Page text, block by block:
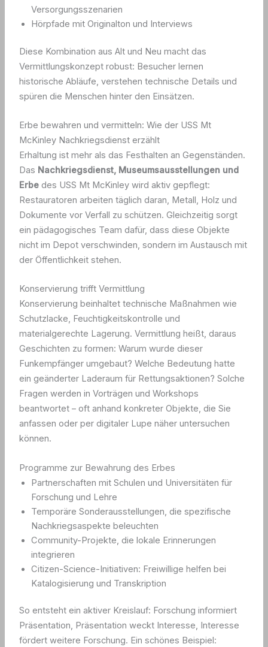
Versorgungsszenarien
Hörpfade mit Originalton und Interviews
Diese Kombination aus Alt und Neu macht das
Vermittlungskonzept robust: Besucher lernen
historische Abläufe, verstehen technische Details und
spüren die Menschen hinter den Einsätzen.
Erbe bewahren und vermitteln: Wie der USS Mt
McKinley Nachkriegsdienst erzählt
Erhaltung ist mehr als das Festhalten an Gegenständen.
Das Nachkriegsdienst, Museumsausstellungen und
Erbedes USS Mt McKinley wird aktiv gepflegt:
Restauratoren arbeiten täglich daran, Metall, Holz und
Dokumente vor Verfall zu schützen. Gleichzeitig sorgt
ein pädagogisches Team dafür, dass diese Objekte
nicht im Depot verschwinden, sondern im Austausch mit
der Öffentlichkeit stehen.
Konservierung trifft Vermittlung
Konservierung beinhaltet technische Maßnahmen wie
Schutzlacke, Feuchtigkeitskontrolle und
materialgerechte Lagerung. Vermittlung heißt, daraus
Geschichten zu formen: Warum wurde dieser
Funkempfänger umgebaut? Welche Bedeutung hatte
ein geänderter Laderaum für Rettungsaktionen? Solche
Fragen werden in Vorträgen und Workshops
beantwortet – oft anhand konkreter Objekte, die Sie
anfassen oder per digitaler Lupe näher untersuchen
können.
Programme zur Bewahrung des Erbes
Partnerschaften mit Schulen und Universitäten für
Forschung und Lehre
Temporäre Sonderausstellungen, die spezifische
Nachkriegsaspekte beleuchten
Community-Projekte, die lokale Erinnerungen
integrieren
Citizen-Science-Initiativen: Freiwillige helfen bei
Katalogisierung und Transkription
So entsteht ein aktiver Kreislauf: Forschung informiert
Präsentation, Präsentation weckt Interesse, Interesse
fördert weitere Forschung. Ein schönes Beispiel: